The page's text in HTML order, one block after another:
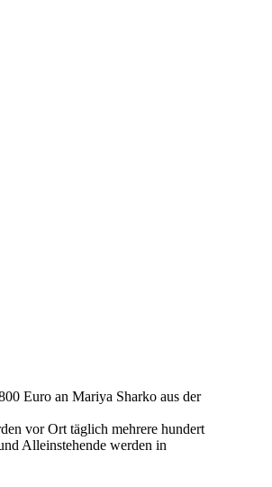
Euro an Mariya Sharko aus der
vor Ort täglich mehrere hundert
Alleinstehende werden in